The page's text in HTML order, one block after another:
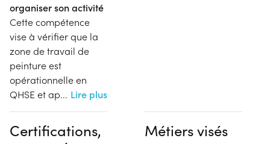
organiser son activité
Cette compétence
vise à vérifier que la
zone de travail de
peinture est
opérationnelle en
QHSE et ap... Lire plus
Certifications,
Métiers visés